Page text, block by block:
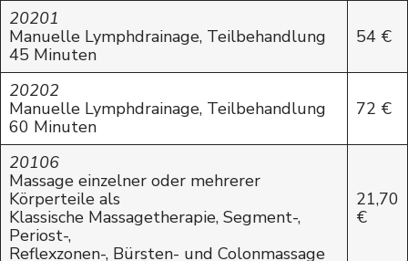
20201
Manuelle Lymphdrainage, Teilbehandlung
45 Minuten
54 €
20202
Manuelle Lymphdrainage, Teilbehandlung
60 Minuten
72 €
20106
Massage einzelner oder mehrerer
Körperteile als
Klassische Massagetherapie, Segment-,
Periost-,
Reflexzonen-, Bürsten- und Colonmassage
21,70
€